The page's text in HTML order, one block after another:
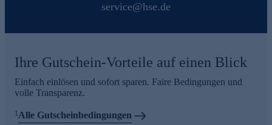
service@hse.de
Ihre Gutschein-Vorteile auf einen Blick
Einfach einlösen und sofort sparen. Faire Bedingungen und
volle Transparenz.
1 Alle Gutscheinbedingungen